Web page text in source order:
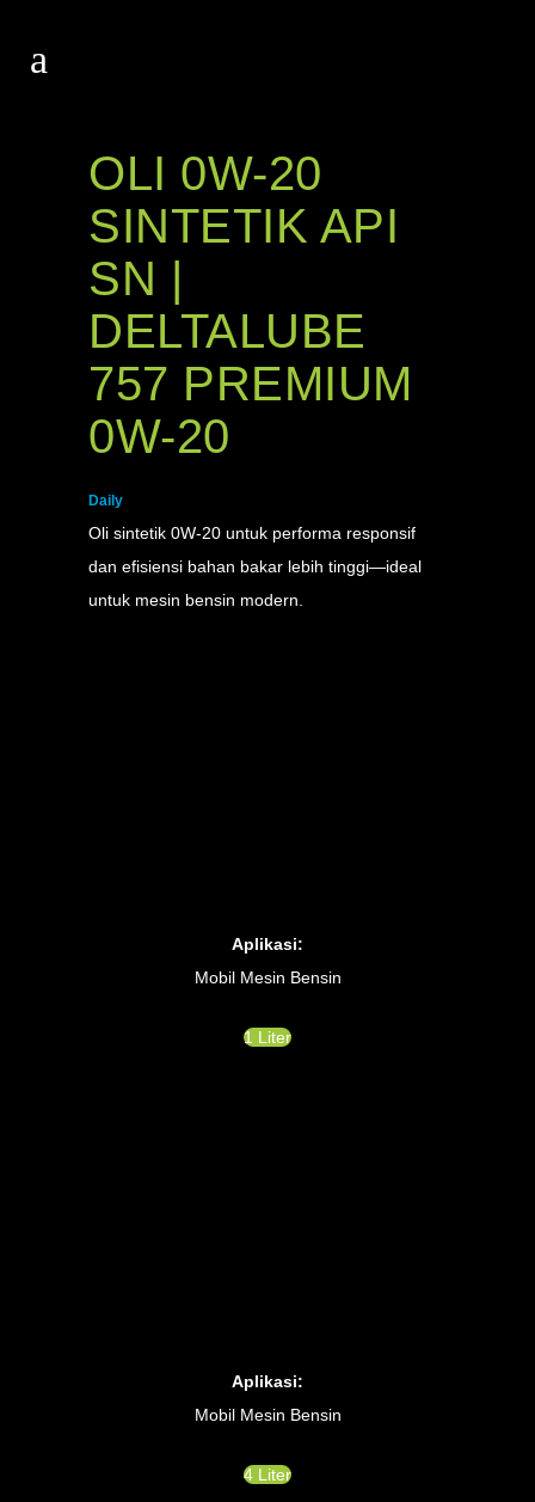
OLI 0W-20
SINTETIK API
SN |
DELTALUBE
757 PREMIUM
0W-20
Daily
Oli sintetik 0W-20 untuk performa responsif
dan efisiensi bahan bakar lebih tinggi—ideal
untuk mesin bensin modern.
Aplikasi:
Mobil Mesin Bensin
1 Liter
Aplikasi:
Mobil Mesin Bensin
4 Liter